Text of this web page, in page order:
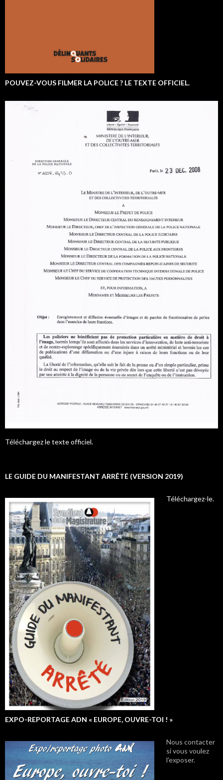
POUVEZ-VOUS FILMER LA POLICE ? LE TEXTE OFFICIEL.
Téléchargez le texte officiel.
LE GUIDE DU MANIFESTANT ARRÊTÉ (VERSION 2019)
Téléchargez-le.
EXPO-REPORTAGE ADN « EUROPE, OUVRE-TOI ! »
Nous contacter
si vous voulez
l'exposer.